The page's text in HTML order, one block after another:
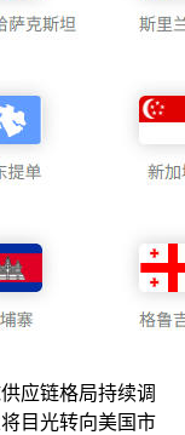
应链格局持续调
目光转向美国市